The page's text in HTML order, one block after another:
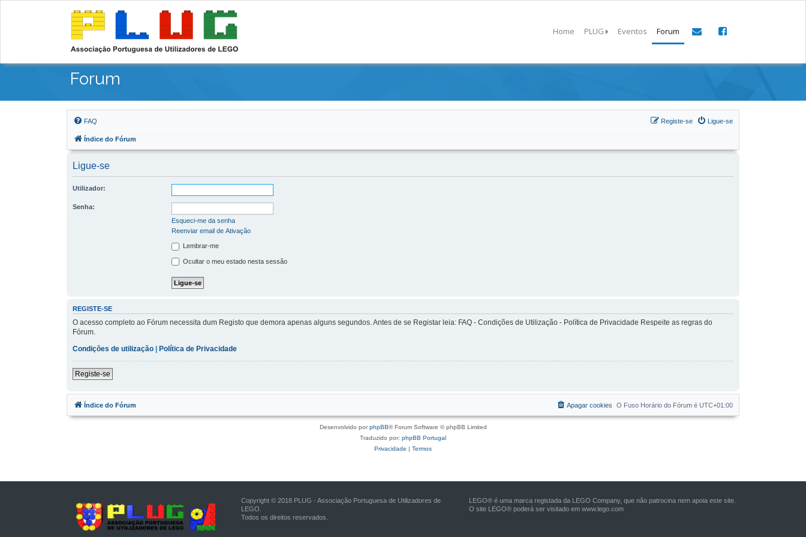
Home PLUG Eventos Forum
Forum
FAQ Ligue-se
Registe-se
Índice do Fórum
Ligue-se
Utilizador:
Senha:
Esqueci-me da senha
Reenviar email de Ativação
Lembrar-me
Ocultar o meu estado nesta sessão
REGISTE-SE
O acesso completo ao Fórum necessita dum Registo que demora apenas alguns segundos. Antes de se Registar leia: FAQ - Condições de Utilização - Política de Privacidade Respeite as regras do
Fórum.
Condições de utilização | Política de Privacidade
Registe-se
Índice do Fórum O Fuso Horário do Fórum é UTC+01:00
Apagar cookies
Desenvolvido porphpBB® Forum Software © phpBB Limited
Traduzido por: phpBB Portugal
Privacidade | Termos
Copyright © 2018 PLUG - Associação Portuguesa de Utilizadores de
LEGO.
Todos os direitos reservados.
LEGO® é uma marca registada da LEGO Company, que não patrocina nem apoia este site.
O site LEGO® poderá ser visitado em www.lego.com